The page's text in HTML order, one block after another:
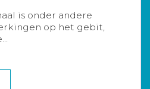
is onder andere
op het gebit,